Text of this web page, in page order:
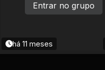
há 11 meses
Entrar no grupo